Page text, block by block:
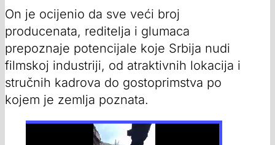
On je ocijenio da sve veći broj
producenata, reditelja i glumaca
prepoznaje potencijale koje Srbija nudi
filmskoj industriji, od atraktivnih lokacija i
stručnih kadrova do gostoprimstva po
kojem je zemlja poznata.